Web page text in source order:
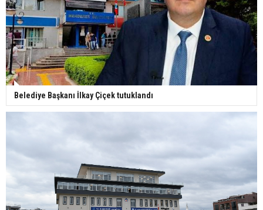
Belediye Başkanı İlkay Çiçek tutuklandı